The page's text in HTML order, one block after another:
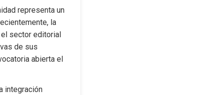
representa un
la
el sector editorial
de sus
abierta el
integración